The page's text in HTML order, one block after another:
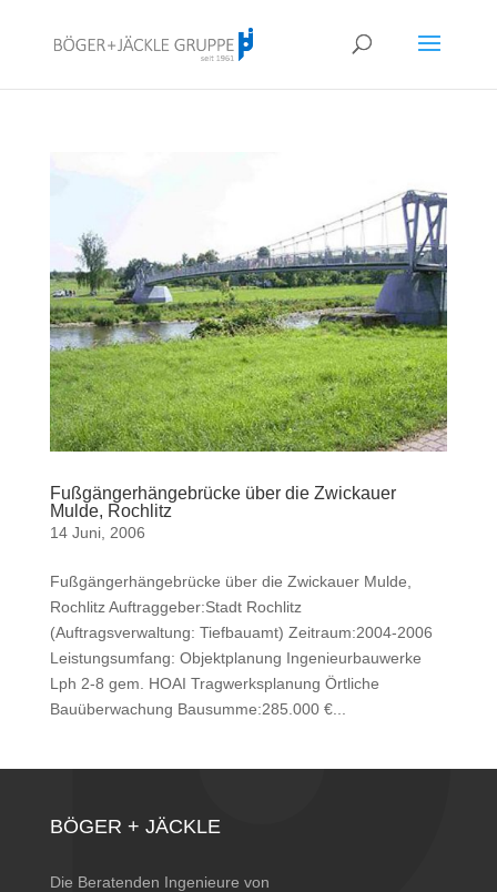
Fußgängerhängebrücke über die Zwickauer
Mulde, Rochlitz
14 Juni, 2006
Fußgängerhängebrücke über die Zwickauer Mulde,
Rochlitz Auftraggeber:Stadt Rochlitz
(Auftragsverwaltung: Tiefbauamt) Zeitraum:2004-2006
Leistungsumfang: Objektplanung Ingenieurbauwerke
Lph 2-8 gem. HOAI Tragwerksplanung Örtliche
Bauüberwachung Bausumme:285.000 €...
BÖGER + JÄCKLE
Die Beratenden Ingenieure von